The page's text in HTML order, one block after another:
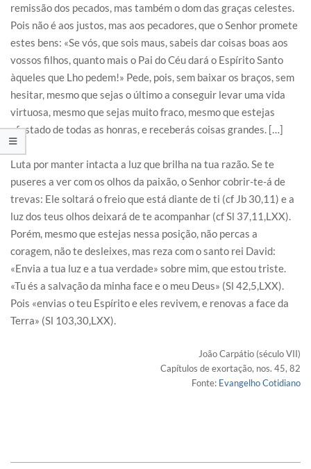
remissão dos pecados, mas também o dom das graças celestes.
Pois não é aos justos, mas aos pecadores, que o Senhor promete
estes bens: «Se vós, que sois maus, sabeis dar coisas boas aos
vossos filhos, quanto mais o Pai do Céu dará o Espírito Santo
àqueles que Lho pedem!» Pede, pois, sem baixar os braços, sem
hesitar, mesmo que sejas o último a conseguir levar uma vida
virtuosa, mesmo que sejas muito fraco, mesmo que estejas
afastado de todas as honras, e receberás coisas grandes. […]
Luta por manter intacta a luz que brilha na tua razão. Se te
puseres a ver com os olhos da paixão, o Senhor cobrir-te-á de
trevas: Ele soltará o freio que está diante de ti (cf Jb 30,11) e a
luz dos teus olhos deixará de te acompanhar (cf Sl 37,11,LXX).
Porém, mesmo que estejas nessa posição, não percas a
coragem, não te desleixes, mas reza com o santo rei David:
«Envia a tua luz e a tua verdade» sobre mim, que estou triste.
«Tu és a salvação da minha face e o meu Deus» (Sl 42,5,LXX).
Pois «envias o teu Espírito e eles revivem, e renovas a face da
Terra» (Sl 103,30,LXX).
João Carpátio (século VII)
Capítulos de exortação, nos. 45, 82
Fonte: Evangelho Cotidiano